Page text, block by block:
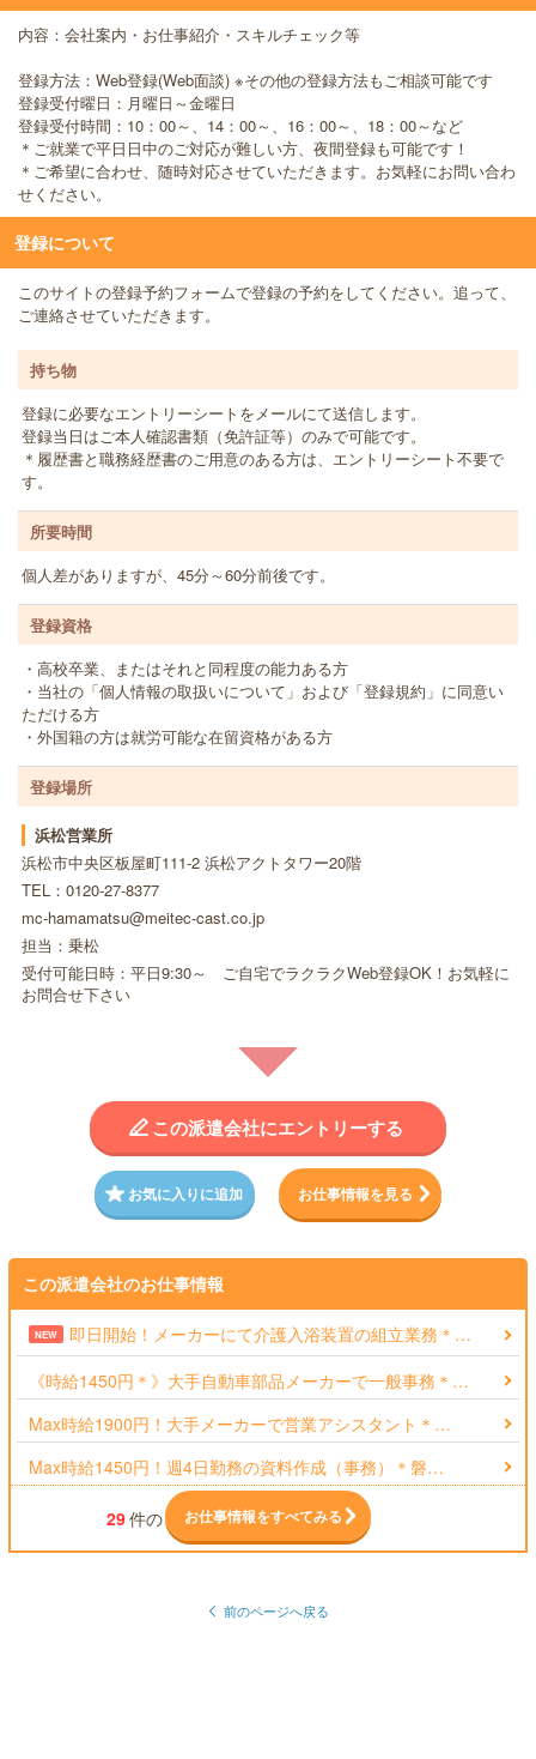
内容：会社案内・お仕事紹介・スキルチェック等
登録方法：Web登録(Web面談) ※その他の登録方法もご相談可能です
登録受付曜日：月曜日～金曜日
登録受付時間：10：00～、14：00～、16：00～、18：00～など
＊ご就業で平日日中のご対応が難しい方、夜間登録も可能です！
＊ご希望に合わせ、随時対応させていただきます。お気軽にお問い合わ
せください。
登録について
このサイトの登録予約フォームで登録の予約をしてください。追って、
ご連絡させていただきます。
持ち物
登録に必要なエントリーシートをメールにて送信します。
登録当日はご本人確認書類（免許証等）のみで可能です。
＊履歴書と職務経歴書のご用意のある方は、エントリーシート不要で
す。
所要時間
個人差がありますが、45分～60分前後です。
登録資格
・高校卒業、またはそれと同程度の能力ある方
・当社の「個人情報の取扱いについて」および「登録規約」に同意い
ただける方
・外国籍の方は就労可能な在留資格がある方
登録場所
浜松営業所
浜松市中央区板屋町111-2 浜松アクトタワー20階
TEL：0120-27-8377
mc-hamamatsu@meitec-cast.co.jp
担当：乗松
受付可能日時：平日9:30～ ご自宅でラクラクWeb登録OK！お気軽に
お問合せ下さい
この派遣会社にエントリーする
お気に入りに追加 お仕事情報を見る
この派遣会社のお仕事情報
NEW
即日開始！メーカーにて介護入浴装置の組立業務＊…
《時給1450円＊》大手自動車部品メーカーで一般事務＊…
Max時給1900円！大手メーカーで営業アシスタント＊…
Max時給1450円！週4日勤務の資料作成（事務）＊磐…
29件の お仕事情報をすべてみる
前のページへ戻る